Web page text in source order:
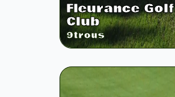
Fleurance Golf
Club
9trous